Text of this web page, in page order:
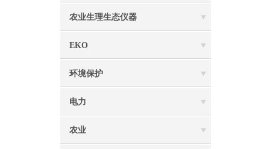
农业生理生态仪器
EKO
环境保护
电力
农业